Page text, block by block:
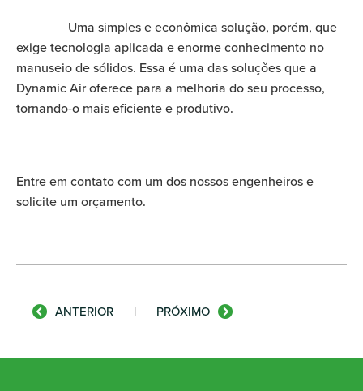
Uma simples e econômica solução, porém, que
exige tecnologia aplicada e enorme conhecimento no
manuseio de sólidos. Essa é uma das soluções que a
Dynamic Air oferece para a melhoria do seu processo,
tornando-o mais eficiente e produtivo.
Entre em contato com um dos nossos engenheiros e
solicite um orçamento.
ANTERIOR | PRÓXIMO